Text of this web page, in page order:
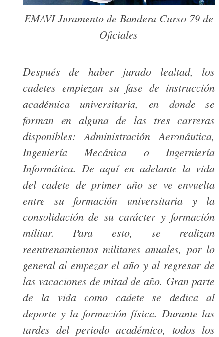
EMAVI Juramento de Bandera Curso 79 de
Oficiales
Después de haber jurado lealtad, los
cadetes empiezan su fase de instrucción
académica universitaria, en donde se
forman en alguna de las tres carreras
disponibles: Administración Aeronáutica,
Ingeniería Mecánica o Ingerniería
Informática. De aquí en adelante la vida
del cadete de primer año se ve envuelta
entre su formación universitaria y la
consolidación de su carácter y formación
militar. Para esto, se realizan
reentrenamientos militares anuales, por lo
general al empezar el año y al regresar de
las vacaciones de mitad de año. Gran parte
de la vida como cadete se dedica al
deporte y la formación física. Durante las
tardes del periodo académico, todos los